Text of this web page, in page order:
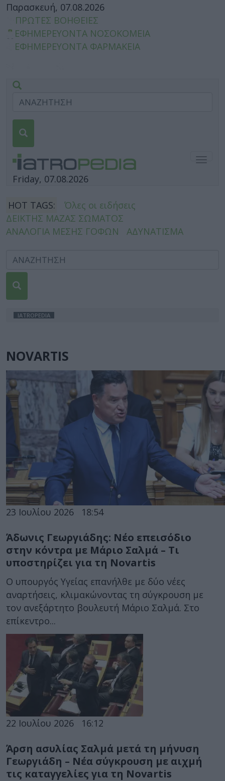
Παρασκευή, 07.08.2026
ΠΡΩΤΕΣ ΒΟΗΘΕΙΕΣ
ΕΦΗΜΕΡΕΥΟΝΤΑ ΝΟΣΟΚΟΜΕΙΑ
ΕΦΗΜΕΡΕΥΟΝΤΑ ΦΑΡΜΑΚΕΙΑ
Friday, 07.08.2026
HOT TAGS:
Όλες οι ειδήσεις
ΔΕΙΚΤΗΣ ΜΑΖΑΣ ΣΩΜΑΤΟΣ
ΑΝΑΛΟΓΙΑ ΜΕΣΗΣ ΓΟΦΩΝ
ΑΔΥΝΑΤΙΣΜΑ
IATROPEDIA
NOVARTIS
23 Ιουλίου 2026 18:54
Άδωνις Γεωργιάδης: Νέο επεισόδιο
στην κόντρα με Μάριο Σαλμά – Τι
υποστηρίζει για τη Novartis
Ο υπουργός Υγείας επανήλθε με δύο νέες
αναρτήσεις, κλιμακώνοντας τη σύγκρουση με
τον ανεξάρτητο βουλευτή Μάριο Σαλμά. Στο
επίκεντρο...
22 Ιουλίου 2026 16:12
Άρση ασυλίας Σαλμά μετά τη μήνυση
Γεωργιάδη – Νέα σύγκρουση με αιχμή
τις καταγγελίες για τη Novartis